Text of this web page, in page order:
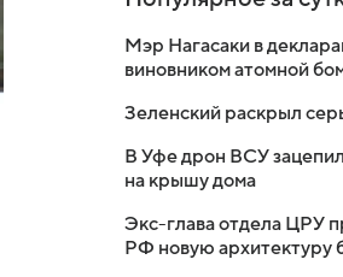
Мэр Нагасаки в
виновником атомной
Зеленский раскрыл
В Уфе дрон ВСУ
на крышу дома
Экс-глава отдела ЦРУ
РФ новую архитектуру